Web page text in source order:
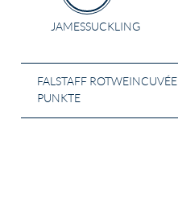
JAMESSUCKLING
FALSTAFF
PUNKTE